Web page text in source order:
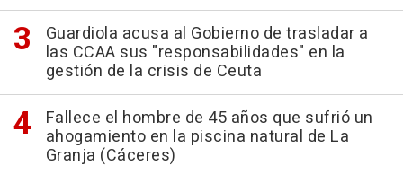
Guardiola acusa al Gobierno de trasladar a
las CCAA sus "responsabilidades" en la
gestión de la crisis de Ceuta
Fallece el hombre de 45 años que sufrió un
ahogamiento en la piscina natural de La
Granja (Cáceres)